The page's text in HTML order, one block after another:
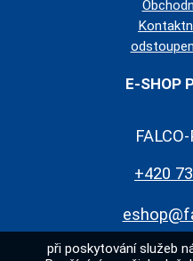
E-SHOP
+420
při poskytování služeb